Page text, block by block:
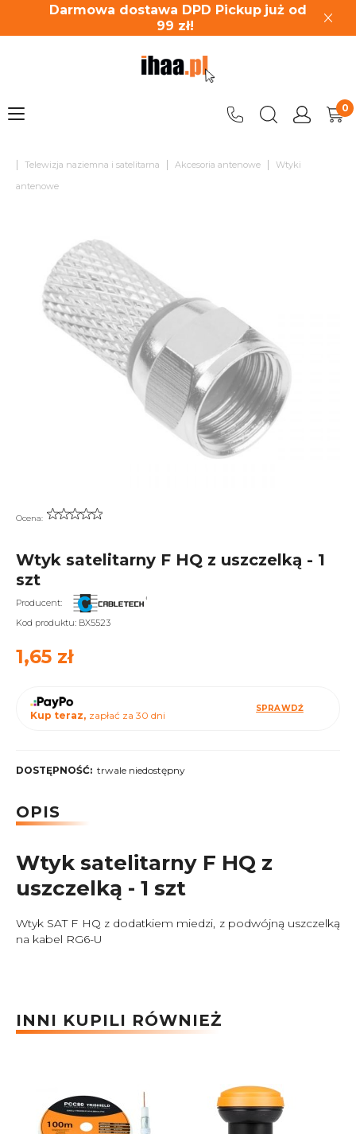
Darmowa dostawa DPD Pickup już od
99 zł!
| Telewizja naziemna i satelitarna | Akcesoria antenowe |
Wtyki
antenowe
Ocena:
Wtyk satelitarny F HQ z uszczelką - 1
szt
Producent:
Kod produktu: BX5523
1,65 zł
Kup teraz, zapłać za 30 dni
SPRAWDŹ
DOSTĘPNOŚĆ: trwale niedostępny
OPIS
Wtyk satelitarny F HQ z
uszczelką - 1 szt
Wtyk SAT F HQ z dodatkiem miedzi, z podwójną uszczelką
na kabel RG6-U
INNI KUPILI RÓWNIEŻ